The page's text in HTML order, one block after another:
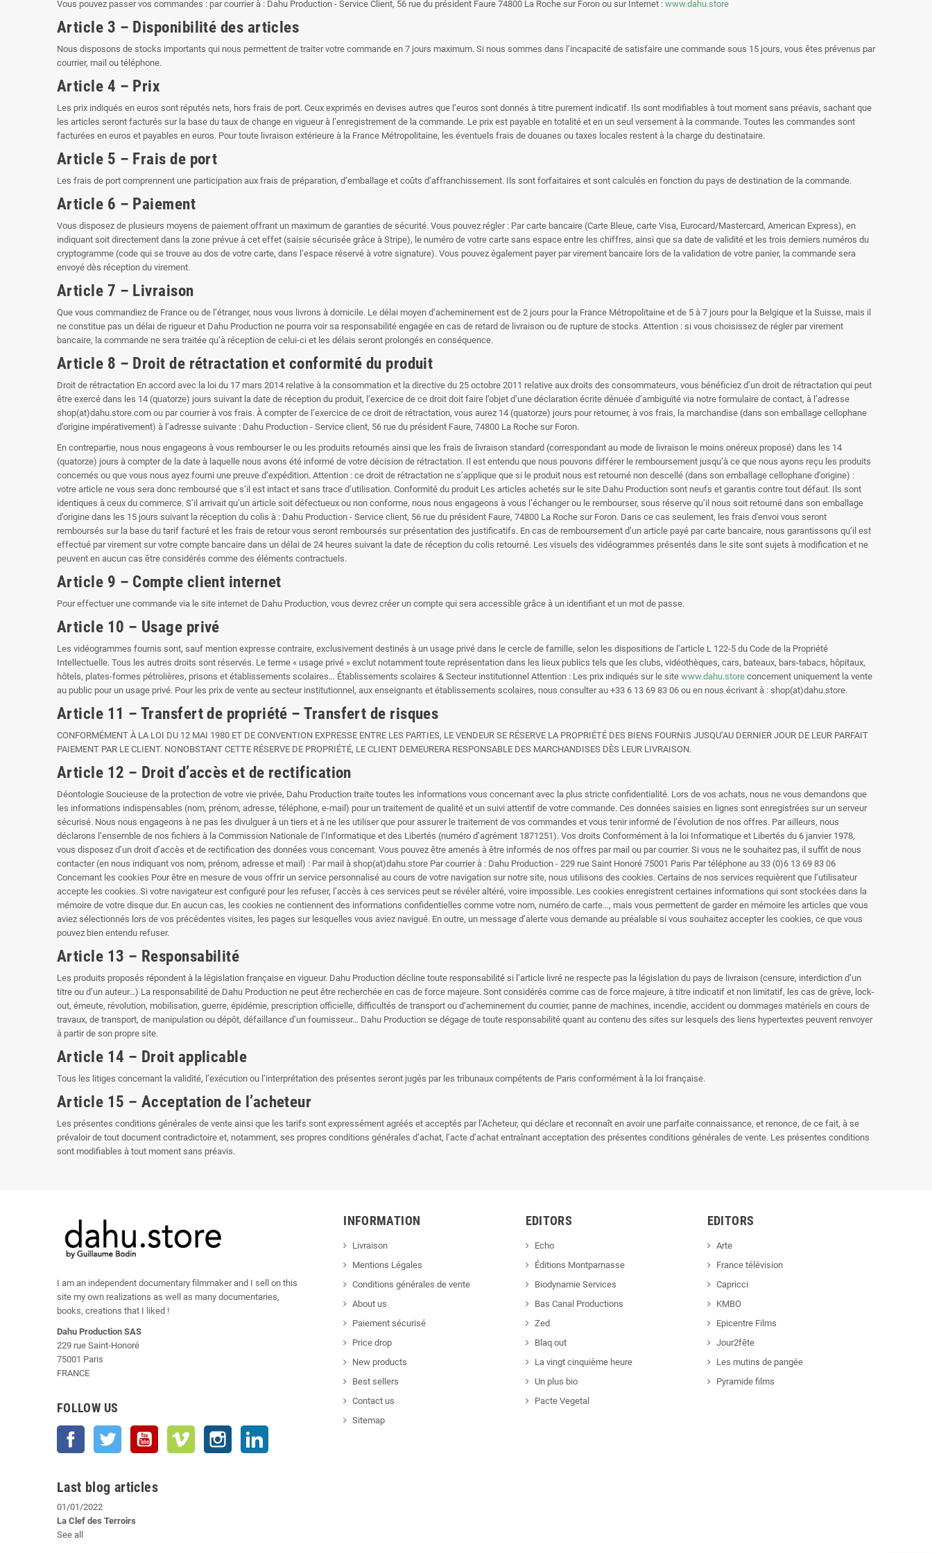
Vous pouvez passer vos commandes : par courrier à : Dahu Production - Service Client, 56 rue du président Faure 74800 La Roche sur Foron ou sur Internet : www.dahu.store
Article 3 – Disponibilité des articles
Nous disposons de stocks importants qui nous permettent de traiter votre commande en 7 jours maximum. Si nous sommes dans l’incapacité de satisfaire une commande sous 15 jours, vous êtes prévenus par
courrier, mail ou téléphone.
Article 4 – Prix
Les prix indiqués en euros sont réputés nets, hors frais de port. Ceux exprimés en devises autres que l’euros sont donnés à titre purement indicatif. Ils sont modifiables à tout moment sans préavis, sachant que
les articles seront facturés sur la base du taux de change en vigueur à l’enregistrement de la commande. Le prix est payable en totalité et en un seul versement à la commande. Toutes les commandes sont
facturées en euros et payables en euros. Pour toute livraison extérieure à la France Métropolitaine, les éventuels frais de douanes ou taxes locales restent à la charge du destinataire.
Article 5 – Frais de port
Les frais de port comprennent une participation aux frais de préparation, d’emballage et coûts d’affranchissement. Ils sont forfaitaires et sont calculés en fonction du pays de destination de la commande.
Article 6 – Paiement
Vous disposez de plusieurs moyens de paiement offrant un maximum de garanties de sécurité. Vous pouvez régler : Par carte bancaire (Carte Bleue, carte Visa, Eurocard/Mastercard, American Express), en
indiquant soit directement dans la zone prévue à cet effet (saisie sécurisée grâce à Stripe), le numéro de votre carte sans espace entre les chiffres, ainsi que sa date de validité et les trois derniers numéros du
cryptogramme (code qui se trouve au dos de votre carte, dans l’espace réservé à votre signature). Vous pouvez également payer par virement bancaire lors de la validation de votre panier, la commande sera
envoyé dès réception du virement.
Article 7 – Livraison
Que vous commandiez de France ou de l’étranger, nous vous livrons à domicile. Le délai moyen d’acheminement est de 2 jours pour la France Métropolitaine et de 5 à 7 jours pour la Belgique et la Suisse, mais il
ne constitue pas un délai de rigueur et Dahu Production ne pourra voir sa responsabilité engagée en cas de retard de livraison ou de rupture de stocks. Attention : si vous choisissez de régler par virement
bancaire, la commande ne sera traitée qu’à réception de celui-ci et les délais seront prolongés en conséquence.
Article 8 – Droit de rétractation et conformité du produit
Droit de rétractation En accord avec la loi du 17 mars 2014 relative à la consommation et la directive du 25 octobre 2011 relative aux droits des consommateurs, vous bénéficiez d’un droit de rétractation qui peut
être exercé dans les 14 (quatorze) jours suivant la date de réception du produit, l’exercice de ce droit doit faire l’objet d’une déclaration écrite dénuée d’ambiguïté via notre formulaire de contact, à l’adresse
shop(at)dahu.store.com ou par courrier à vos frais. À compter de l’exercice de ce droit de rétractation, vous aurez 14 (quatorze) jours pour retourner, à vos frais, la marchandise (dans son emballage cellophane
d’origine impérativement) à l’adresse suivante : Dahu Production - Service client, 56 rue du président Faure, 74800 La Roche sur Foron.
En contrepartie, nous nous engageons à vous rembourser le ou les produits retournés ainsi que les frais de livraison standard (correspondant au mode de livraison le moins onéreux proposé) dans les 14
(quatorze) jours à compter de la date à laquelle nous avons été informé de votre décision de rétractation. Il est entendu que nous pouvons différer le remboursement jusqu’à ce que nous ayons reçu les produits
concernés ou que vous nous ayez fourni une preuve d’expédition. Attention : ce droit de rétractation ne s’applique que si le produit nous est retourné non descellé (dans son emballage cellophane d’origine) :
votre article ne vous sera donc remboursé que s’il est intact et sans trace d’utilisation. Conformité du produit Les articles achetés sur le site Dahu Production sont neufs et garantis contre tout défaut. Ils sont
identiques à ceux du commerce. S’il arrivait qu’un article soit défectueux ou non conforme, nous nous engageons à vous l’échanger ou le rembourser, sous réserve qu’il nous soit retourné dans son emballage
d’origine dans les 15 jours suivant la réception du colis à : Dahu Production - Service client, 56 rue du président Faure, 74800 La Roche sur Foron. Dans ce cas seulement, les frais d'envoi vous seront
remboursés sur la base du tarif facturé et les frais de retour vous seront remboursés sur présentation des justificatifs. En cas de remboursement d’un article payé par carte bancaire, nous garantissons qu’il est
effectué par virement sur votre compte bancaire dans un délai de 24 heures suivant la date de réception du colis retourné. Les visuels des vidéogrammes présentés dans le site sont sujets à modification et ne
peuvent en aucun cas être considérés comme des éléments contractuels.
Article 9 – Compte client internet
Pour effectuer une commande via le site internet de Dahu Production, vous devrez créer un compte qui sera accessible grâce à un identifiant et un mot de passe.
Article 10 – Usage privé
Les vidéogrammes fournis sont, sauf mention expresse contraire, exclusivement destinés à un usage privé dans le cercle de famille, selon les dispositions de l’article L 122-5 du Code de la Propriété
Intellectuelle. Tous les autres droits sont réservés. Le terme « usage privé » exclut notamment toute représentation dans les lieux publics tels que les clubs, vidéothèques, cars, bateaux, bars-tabacs, hôpitaux,
hôtels, plates-formes pétrolières, prisons et établissements scolaires… Établissements scolaires & Secteur institutionnel Attention : Les prix indiqués sur le site www.dahu.store concernent uniquement la vente
au public pour un usage privé. Pour les prix de vente au secteur institutionnel, aux enseignants et établissements scolaires, nous consulter au +33 6 13 69 83 06 ou en nous écrivant à : shop(at)dahu.store.
Article 11 – Transfert de propriété – Transfert de risques
CONFORMÉMENT À LA LOI DU 12 MAI 1980 ET DE CONVENTION EXPRESSE ENTRE LES PARTIES, LE VENDEUR SE RÉSERVE LA PROPRIÉTÉ DES BIENS FOURNIS JUSQU’AU DERNIER JOUR DE LEUR PARFAIT
PAIEMENT PAR LE CLIENT. NONOBSTANT CETTE RÉSERVE DE PROPRIÉTÉ, LE CLIENT DEMEURERA RESPONSABLE DES MARCHANDISES DÈS LEUR LIVRAISON.
Article 12 – Droit d’accès et de rectification
Déontologie Soucieuse de la protection de votre vie privée, Dahu Production traite toutes les informations vous concernant avec la plus stricte confidentialité. Lors de vos achats, nous ne vous demandons que
les informations indispensables (nom, prénom, adresse, téléphone, e-mail) pour un traitement de qualité et un suivi attentif de votre commande. Ces données saisies en lignes sont enregistrées sur un serveur
sécurisé. Nous nous engageons à ne pas les divulguer à un tiers et à ne les utiliser que pour assurer le traitement de vos commandes et vous tenir informé de l’évolution de nos offres. Par ailleurs, nous
déclarons l’ensemble de nos fichiers à la Commission Nationale de l’Informatique et des Libertés (numéro d’agrément 1871251). Vos droits Conformément à la loi Informatique et Libertés du 6 janvier 1978,
vous disposez d’un droit d’accès et de rectification des données vous concernant. Vous pouvez être amenés à être informés de nos offres par mail ou par courrier. Si vous ne le souhaitez pas, il suffit de nous
contacter (en nous indiquant vos nom, prénom, adresse et mail) : Par mail à shop(at)dahu.store Par courrier à : Dahu Production - 229 rue Saint Honoré 75001 Paris Par téléphone au 33 (0)6 13 69 83 06
Concernant les cookies Pour être en mesure de vous offrir un service personnalisé au cours de votre navigation sur notre site, nous utilisons des cookies. Certains de nos services requièrent que l’utilisateur
accepte les cookies. Si votre navigateur est configuré pour les refuser, l’accès à ces services peut se révéler altéré, voire impossible. Les cookies enregistrent certaines informations qui sont stockées dans la
mémoire de votre disque dur. En aucun cas, les cookies ne contiennent des informations confidentielles comme votre nom, numéro de carte…, mais vous permettent de garder en mémoire les articles que vous
aviez sélectionnés lors de vos précédentes visites, les pages sur lesquelles vous aviez navigué. En outre, un message d’alerte vous demande au préalable si vous souhaitez accepter les cookies, ce que vous
pouvez bien entendu refuser.
Article 13 – Responsabilité
Les produits proposés répondent à la législation française en vigueur. Dahu Production décline toute responsabilité si l’article livré ne respecte pas la législation du pays de livraison (censure, interdiction d’un
titre ou d’un auteur…) La responsabilité de Dahu Production ne peut être recherchée en cas de force majeure. Sont considérés comme cas de force majeure, à titre indicatif et non limitatif, les cas de grève, lock-
out, émeute, révolution, mobilisation, guerre, épidémie, prescription officielle, difficultés de transport ou d’acheminement du courrier, panne de machines, incendie, accident ou dommages matériels en cours de
travaux, de transport, de manipulation ou dépôt, défaillance d’un fournisseur… Dahu Production se dégage de toute responsabilité quant au contenu des sites sur lesquels des liens hypertextes peuvent renvoyer
à partir de son propre site.
Article 14 – Droit applicable
Tous les litiges concernant la validité, l’exécution ou l’interprétation des présentes seront jugés par les tribunaux compétents de Paris conformément à la loi française.
Article 15 – Acceptation de l’acheteur
Les présentes conditions générales de vente ainsi que les tarifs sont expressément agréés et acceptés par l’Acheteur, qui déclare et reconnaît en avoir une parfaite connaissance, et renonce, de ce fait, à se
prévaloir de tout document contradictoire et, notamment, ses propres conditions générales d’achat, l’acte d’achat entraînant acceptation des présentes conditions générales de vente. Les présentes conditions
sont modifiables à tout moment sans préavis.
I am an independent documentary filmmaker and I sell on this
site my own realizations as well as many documentaries,
books, creations that I liked !
Dahu Production SAS
229 rue Saint-Honoré
75001 Paris
FRANCE
FOLLOW US
Facebook Twitter YouTube Vimeo Instagram
INFORMATION
Livraison
Mentions Légales
Conditions générales de vente
About us
Paiement sécurisé
Price drop
New products
Best sellers
Contact us
Sitemap
EDITORS
Echo
Éditions Montparnasse
Biodynamie Services
Bas Canal Productions
Zed
Blaq out
La vingt cinquième heure
Un plus bio
Pacte Vegetal
EDITORS
Arte
France télévision
Capricci
KMBO
Epicentre Films
Jour2fête
Les mutins de pangée
Pyramide films
Last blog articles
01/01/2022
La Clef des Terroirs
See all